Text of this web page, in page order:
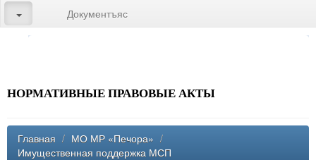
Документъяс
НОРМАТИВНЫЕ ПРАВОВЫЕ АКТЫ
Главная / МО МР «Печора» /
Имущественная поддержка МСП